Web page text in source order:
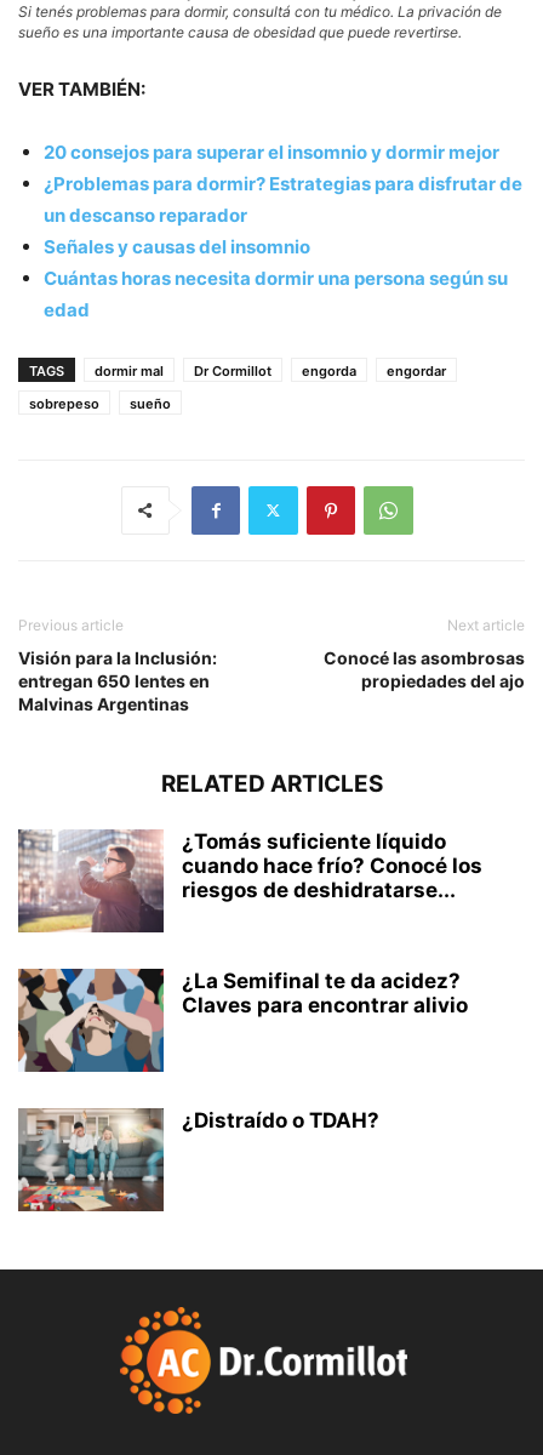
Si tenés problemas para dormir, consultá con tu médico. La privación de
sueño es una importante causa de obesidad que puede revertirse.
VER TAMBIÉN:
20 consejos para superar el insomnio y dormir mejor
¿Problemas para dormir? Estrategias para disfrutar de
un descanso reparador
Señales y causas del insomnio
Cuántas horas necesita dormir una persona según su
edad
TAGS dormir mal Dr Cormillot engorda
engordar
sobrepeso
sueño
Previous article
Visión para la Inclusión:
entregan 650 lentes en
Malvinas Argentinas
Next article
Conocé las asombrosas
propiedades del ajo
RELATED ARTICLES
¿Tomás suficiente líquido
cuando hace frío? Conocé los
riesgos de deshidratarse...
¿La Semifinal te da acidez?
Claves para encontrar alivio
¿Distraído o TDAH?